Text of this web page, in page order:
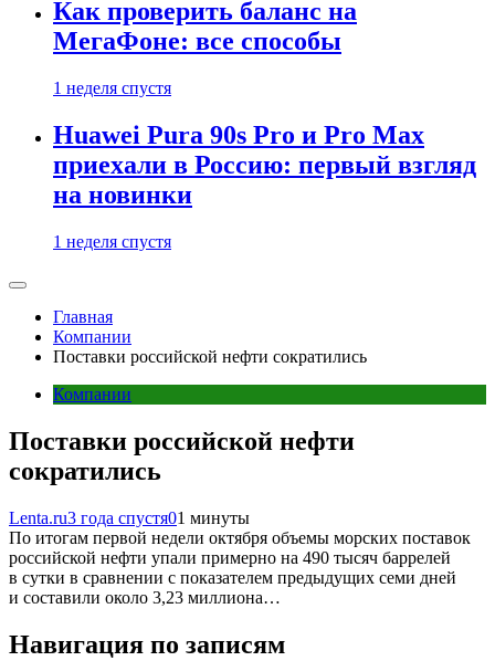
Как проверить баланс на
МегаФоне: все способы
1 неделя спустя
Huawei Pura 90s Pro и Pro Max
приехали в Россию: первый взгляд
на новинки
1 неделя спустя
Главная
Компании
Поставки российской нефти сократились
Компании
Поставки российской нефти
сократились
Lenta.ru3 года спустя01 минуты
По итогам первой недели октября объемы морских поставок
российской нефти упали примерно на 490 тысяч баррелей
в сутки в сравнении с показателем предыдущих семи дней
и составили около 3,23 миллиона…
Навигация по записям